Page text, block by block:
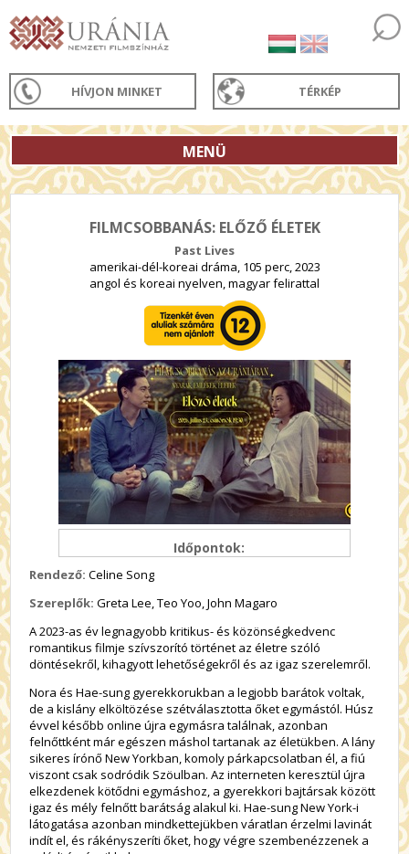
HÍVJON MINKET TÉRKÉP
MENÜ
FILMCSOBBANÁS: ELŐZŐ ÉLETEK
Past Lives
amerikai-dél-koreai dráma, 105 perc, 2023
angol és koreai nyelven, magyar felirattal
Időpontok:
Rendező: Celine Song
Szereplők: Greta Lee, Teo Yoo, John Magaro
A 2023-as év legnagyobb kritikus- és közönségkedvenc
romantikus filmje szívszorító történet az életre szóló
döntésekről, kihagyott lehetőségekről és az igaz szerelemről.
Nora és Hae-sung gyerekkorukban a legjobb barátok voltak,
de a kislány elköltözése szétválasztotta őket egymástól. Húsz
évvel később online újra egymásra találnak, azonban
felnőttként már egészen máshol tartanak az életükben. A lány
sikeres írónő New Yorkban, komoly párkapcsolatban él, a fiú
viszont csak sodródik Szöulban. Az interneten keresztül újra
elkezdenek kötődni egymáshoz, a gyerekkori bajtársak között
igaz és mély felnőtt barátság alakul ki. Hae-sung New York-i
látogatása azonban mindkettejükben váratlan érzelmi lavinát
indít el, és rákényszeríti őket, hogy végre szembenézzenek a